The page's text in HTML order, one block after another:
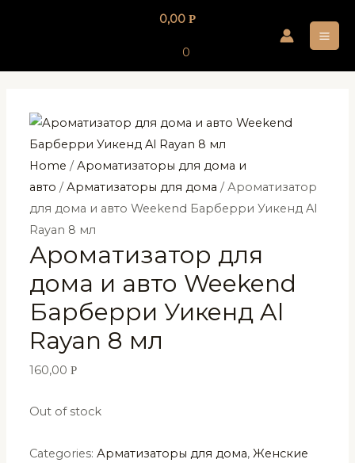
0,00 Р
0
Home /Ароматизаторы для дома и
авто /Арматизаторы для дома / Ароматизатор
для дома и авто Weekend Барберри Уикенд Al
Rayan 8 мл
Ароматизатор для
дома и авто Weekend
Барберри Уикенд Al
Rayan 8 мл
160,00Р
Out of stock
Categories:Арматизаторы для дома,Женские